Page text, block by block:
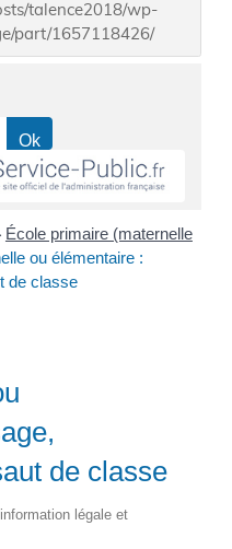
talence2018/wp-
part/1657118426/
École primaire (maternelle
ou élémentaire :
de classe
de classe
légale et